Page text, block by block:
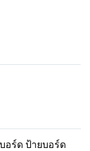
อร์ด ป้ายบอร์ด